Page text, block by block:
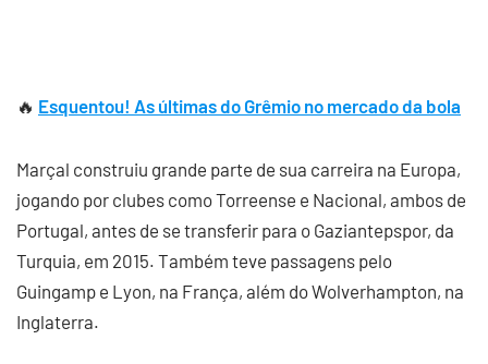
🔥 Esquentou! As últimas do Grêmio no mercado da bola
Marçal construiu grande parte de sua carreira na Europa,
jogando por clubes como Torreense e Nacional, ambos de
Portugal, antes de se transferir para o Gaziantepspor, da
Turquia, em 2015. Também teve passagens pelo
Guingamp e Lyon, na França, além do Wolverhampton, na
Inglaterra.